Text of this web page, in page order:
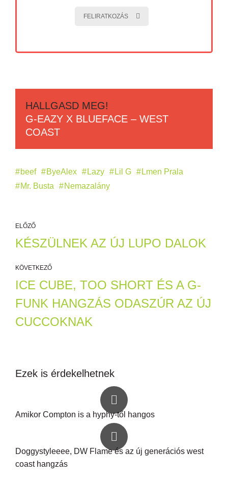
FELIRATKOZÁS
HALLGASD MEG!
G-EAZY X BLUEFACE – WEST
COAST
beef ByeAlex Lazy Lil G
Lmen Prala
Mr. Busta
Nemazalány
ELŐZŐ
KÉSZÜLNEK AZ ÚJ LUPO DALOK
KÖVETKEZŐ
ICE CUBE, TOO SHORT ÉS A G-
FUNK HANGZÁS ODASZÚR AZ ÚJ
CUCCOKNAK
Ezek is érdekelhetnek
Amikor Compton is a hyphy-től hangos
Doggystyleeee, DW Flame és az új generációs west
coast hangzás